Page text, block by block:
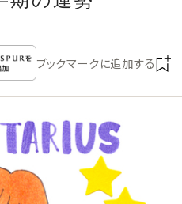
ブックマークに追加する